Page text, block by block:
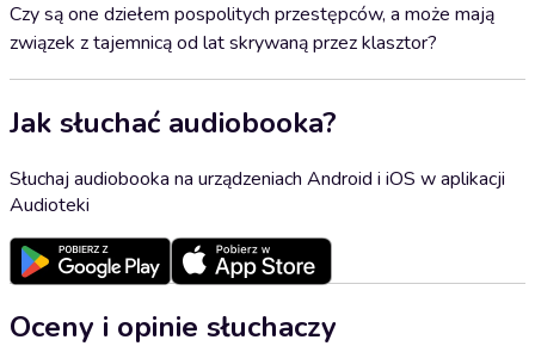
Czy są one dziełem pospolitych przestępców, a może mają
związek z tajemnicą od lat skrywaną przez klasztor?
Jak słuchać audiobooka?
Słuchaj audiobooka na urządzeniach Android i iOS w aplikacji
Audioteki
Oceny i opinie słuchaczy